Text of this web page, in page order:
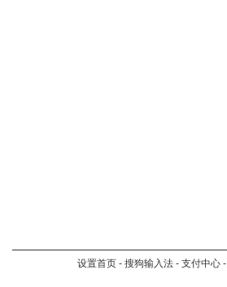
设置首页 - 搜狗输入法 - 支付中心 -